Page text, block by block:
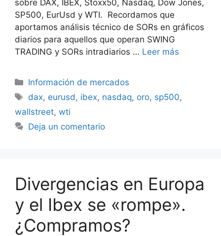
sobre DAX, IBEX, Stoxx50, Nasdaq, Dow Jones,
SP500, EurUsd y WTI. Recordamos que
aportamos análisis técnico de SORs en gráficos
diarios para aquellos que operan SWING
TRADING y SORs intradiarios … Leer más
Categorías
Información de mercados
Etiquetas
dax, eurusd , ibex, nasdaq, oro, sp500,
wallstreet, wti
Deja un comentario
Divergencias en Europa
y el Ibex se «rompe».
¿Compramos?